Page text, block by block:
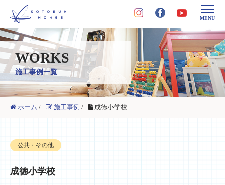
MENU
WORKS
施工事例一覧
ホーム / 施工事例 / 成徳小学校
公共・その他
成徳小学校